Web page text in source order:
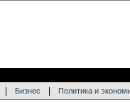
Бизнес Политика и